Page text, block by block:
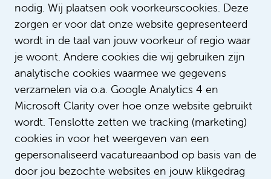
nodig. Wij plaatsen ook voorkeurscookies. Deze
zorgen er voor dat onze website gepresenteerd
wordt in de taal van jouw voorkeur of regio waar
je woont. Andere cookies die wij gebruiken zijn
analytische cookies waarmee we gegevens
verzamelen via o.a. Google Analytics 4 en
Microsoft Clarity over hoe onze website gebruikt
wordt. Tenslotte zetten we tracking (marketing)
cookies in voor het weergeven van een
gepersonaliseerd vacatureaanbod op basis van de
door jou bezochte websites en jouw klikgedrag
Patiënt Hans vertelt over de
afdeling Hematologie